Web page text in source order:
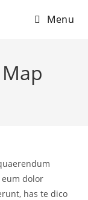
Menu
dolor
has te dico